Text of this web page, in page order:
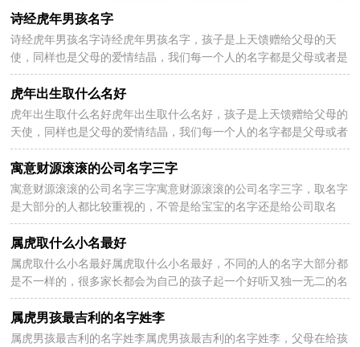
诗经虎年男孩名字
2026-07-20
诗经虎年男孩名字诗经虎年男孩名字，孩子是上天馈赠给父母的天
使，同样也是父母的爱情结晶，我们每一个人的名字都是父母或者是
长辈取得，而且名字虽然只是一个代号，但是却要陪伴一个...
虎年出生取什么名好
2026-07-20
虎年出生取什么名好虎年出生取什么名好，孩子是上天馈赠给父母的
天使，同样也是父母的爱情结晶，我们每一个人的名字都是父母或者
是长辈取得，而且名字虽然只是一个代号，但是却要陪伴...
寓意财源滚滚的公司名字三字
2026-07-20
寓意财源滚滚的公司名字三字寓意财源滚滚的公司名字三字，取名字
是大部分的人都比较重视的，不管是给宝宝的名字还是给公司取名
字，都是非常重要的，一个好的名字对发展等都有所帮助...
属虎取什么小名最好
2026-07-20
属虎取什么小名最好属虎取什么小名最好，不同的人的名字大部分都
是不一样的，很多家长都会为自己的孩子起一个好听又独一无二的名
字，因为名字是伴随着我们人一生的，那么属虎取什么...
属虎男孩最吉利的名字姓李
2026-07-19
属虎男孩最吉利的名字姓李属虎男孩最吉利的名字姓李，父母在给孩